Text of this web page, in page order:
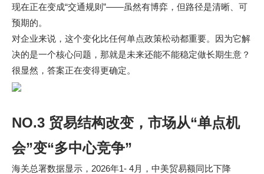
现在正在变成“交通规则”——虽然有博弈，但路径是清晰、可
预期的。
对企业来说，这个变化比任何单点政策松动都重要。因为它解
决的是一个核心问题，那就是未来还能不能稳定做长期生意？
很显然，答案正在变得更确定。
NO.3 贸易结构改变，市场从“单点机
会”变“多中心竞争”
海关总署数据显示，2026年1- 4月，中美贸易额同比下降